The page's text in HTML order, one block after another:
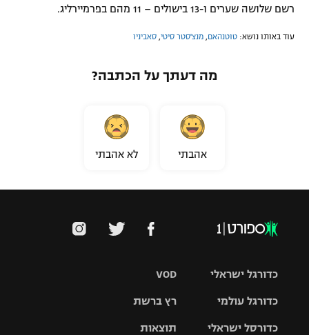
רשם שלושה שערים ו-13 בישולים – 11 מהם בפרמיירליג.
עוד באותו נושא: טוטנהאם מנצ'סטר סיטי סאביניו
מה דעתך על הכתבה?
אהבתי לא אהבתי
VOD
רץ ברשת
תוצאות
כדורגל ישראלי
כדורגל עולמי
כדורסל ישראלי